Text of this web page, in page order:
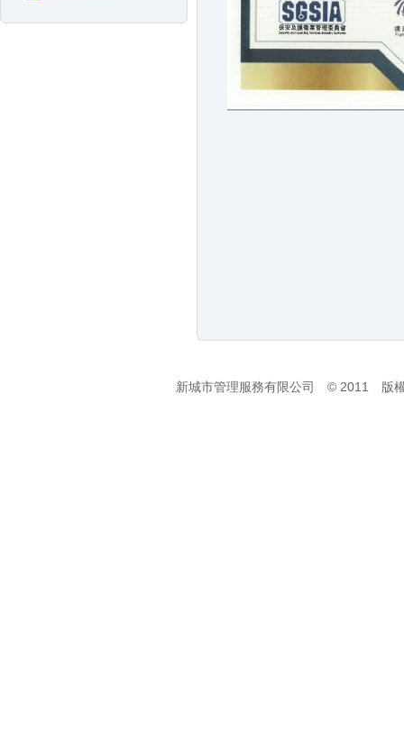
新城市管理服務有限公司 ©